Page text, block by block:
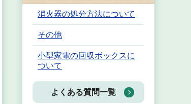
消火器の処分方法について
その他
小型家電の回収ボックスに
ついて
よくある質問一覧